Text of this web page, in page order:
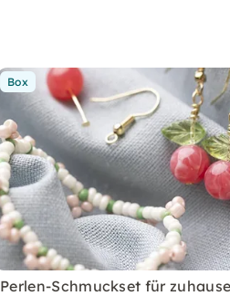
Box
Perlen-Schmuckset für